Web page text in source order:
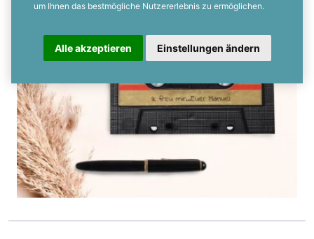
um Ihnen das bestmögliche Nutzererlebnis zu ermöglichen.
Alle akzeptieren Einstellungen ändern